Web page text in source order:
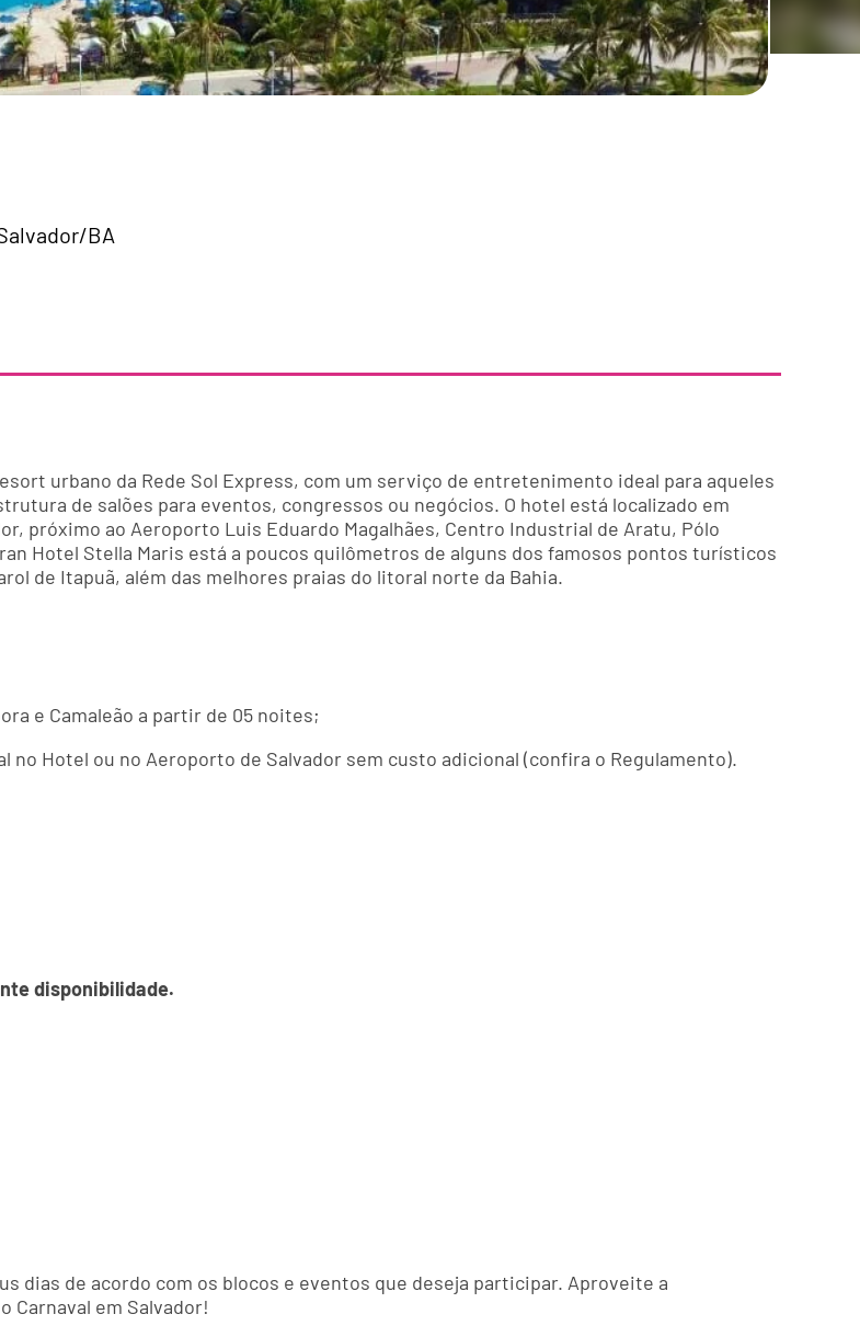
BA
urbano da Rede Sol Express, com um serviço de entretenimento ideal para aqueles
de salões para eventos, congressos ou negócios. O hotel está localizado em
próximo ao Aeroporto Luis Eduardo Magalhães, Centro Industrial de Aratu, Pólo
Hotel Stella Maris está a poucos quilômetros de alguns dos famosos pontos turísticos
de Itapuã, além das melhores praias do litoral norte da Bahia.
e Camaleão a partir de 05 noites;
no Hotel ou no Aeroporto de Salvador sem custo adicional (confira o Regulamento).
disponibilidade.
dias de acordo com os blocos e eventos que deseja participar. Aproveite a
Carnaval em Salvador!